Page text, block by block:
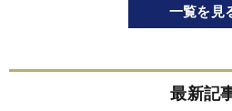
一覧を見
最新記